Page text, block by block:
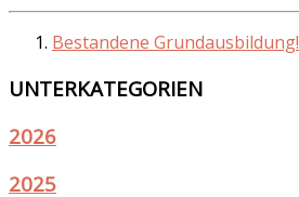
Bestandene Grundausbildung!
UNTERKATEGORIEN
2026
2025